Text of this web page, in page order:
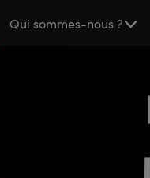
Qui sommes-nous ?